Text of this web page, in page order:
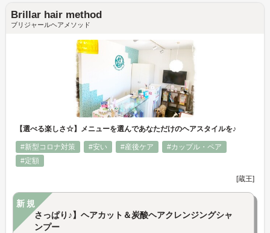
Brillar hair method
ブリジャールヘアメソッド
【選べる楽しさ☆】メニューを選んであなただけのヘアスタイルを♪
#新型コロナ対策 #安い #産後ケア
#カップル・ペア
#定額
[蔵王]
新規
さっぱり♪】ヘアカット＆炭酸ヘアクレンジングシャ
ンプー